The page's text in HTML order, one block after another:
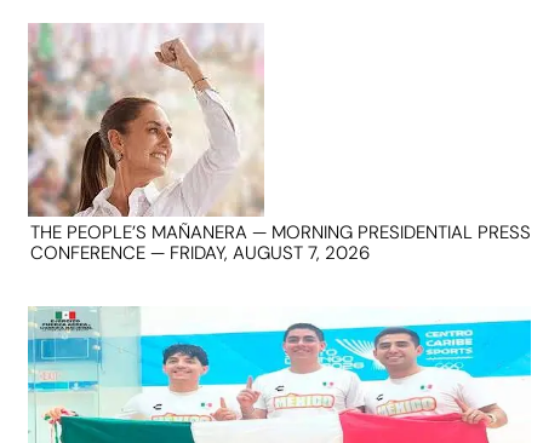
THE PEOPLE’S MAÑANERA — MORNING PRESIDENTIAL PRESS
CONFERENCE — FRIDAY, AUGUST 7, 2026